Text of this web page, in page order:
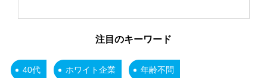
注目のキーワード
40代 ホワイト企業 年齢不問